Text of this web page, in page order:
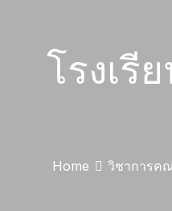
โรงเ
Home วิชาการค